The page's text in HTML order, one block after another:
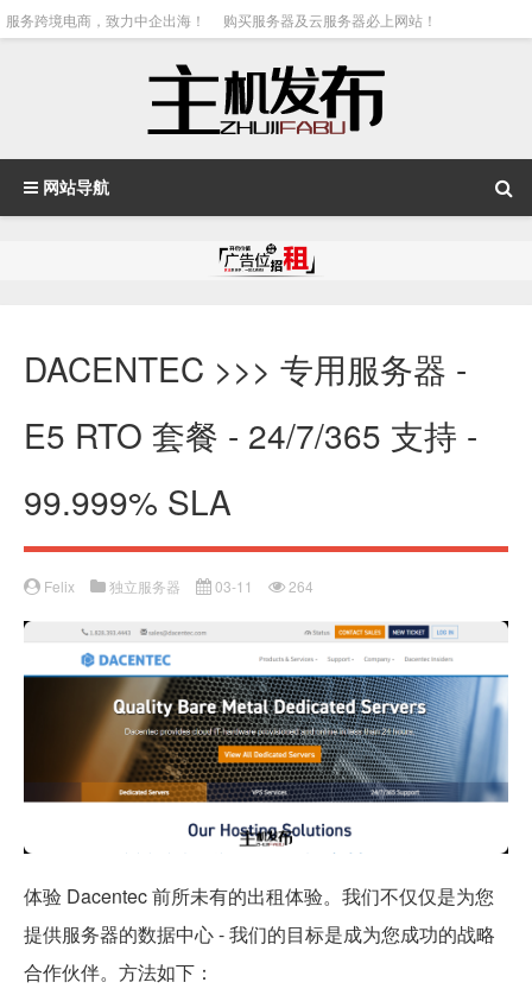
服务跨境电商，致力中企出海！ 购买服务器及云服务器必上网站！
网站导航
DACENTEC >>> 专用服务器 -
E5 RTO 套餐 - 24/7/365 支持 -
99.999% SLA
Felix 独立服务器 03-11 264
体验 Dacentec 前所未有的出租体验。我们不仅仅是为您
提供服务器的数据中心 - 我们的目标是成为您成功的战略
合作伙伴。方法如下：